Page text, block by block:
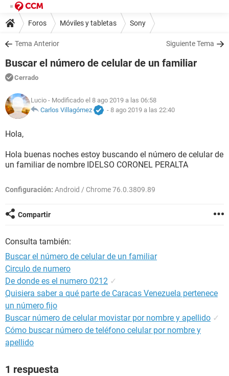
Foros Móviles y tabletas Sony
Tema Anterior Siguiente Tema
Buscar el número de celular de un familiar
Cerrado
Lucio - Modificado el 8 ago 2019 a las 06:58
Carlos Villagómez
- 8 ago 2019 a las 22:40
Hola,
Hola buenas noches estoy buscando el número de celular de
un familiar de nombre IDELSO CORONEL PERALTA
Configuración: Android / Chrome 76.0.3809.89
Compartir
Consulta también:
Buscar el número de celular de un familiar
Circulo de numero
De donde es el numero 0212 ✓
Quisiera saber a qué parte de Caracas Venezuela pertenece
un número fijo
Buscar número de celular movistar por nombre y apellido ✓
Cómo buscar número de teléfono celular por nombre y
apellido
1 respuesta